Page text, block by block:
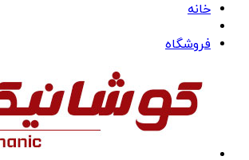
خانه
فروشگاه